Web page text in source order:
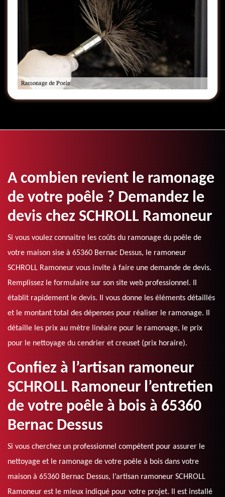
A combien revient le ramonage
de votre poêle ? Demandez le
devis chez SCHROLL Ramoneur
Si vous voulez connaitre les coûts du ramonage du poêle de
votre maison sise à 65360 Bernac Dessus, le ramoneur
SCHROLL Ramoneur vous invite à faire une demande de devis.
Remplissez le formulaire sur son site web professionnel. Il
établit rapidement le devis. Il vous donne les éléments détaillés
et le montant total des dépenses pour réaliser le ramonage. Il
détaille les prix au mètre linéaire pour le ramonage, le prix
pour le nettoyage du cendrier et creuset (prix horaire).
Confiez à l’artisan ramoneur
SCHROLL Ramoneur l’entretien
de votre poêle à bois à 65360
Bernac Dessus
Si vous cherchez un professionnel compétent pour assurer le
nettoyage et le ramonage de votre poêle à bois dans votre
maison à 65360 Bernac Dessus, l’artisan ramoneur SCHROLL
Ramoneur est le mieux indiqué pour votre projet. Il est installé